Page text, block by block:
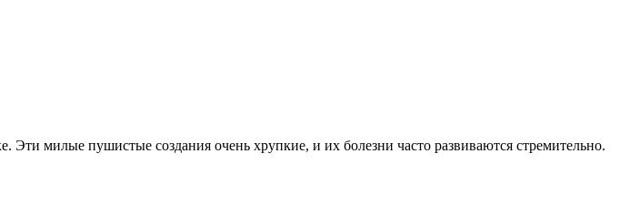
Эти милые пушистые создания очень хрупкие, и их болезни часто развиваются стремительно.